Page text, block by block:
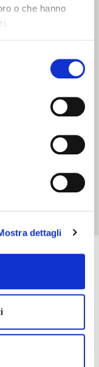
o che hanno
dettagli
verticale